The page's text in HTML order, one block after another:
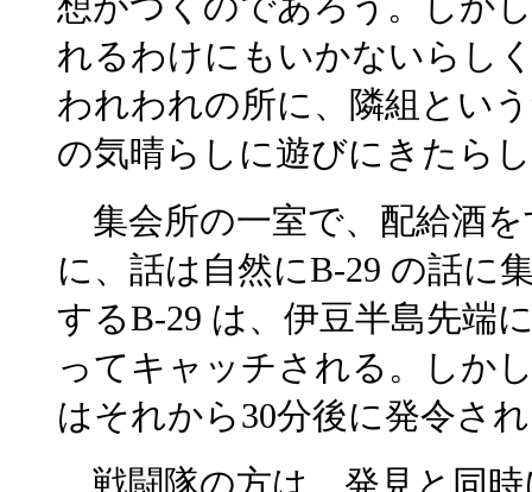
れるわけにもいかないらし
われわれの所に、隣組とい
の気晴らしに遊びにきたら
集会所の一室で、配給酒
に、話は自然にB-29 の話に
するB-29 は、伊豆半島先端
ってキャッチされる。しか
はそれから30分後に発令さ
戦闘隊の方は、発見と同